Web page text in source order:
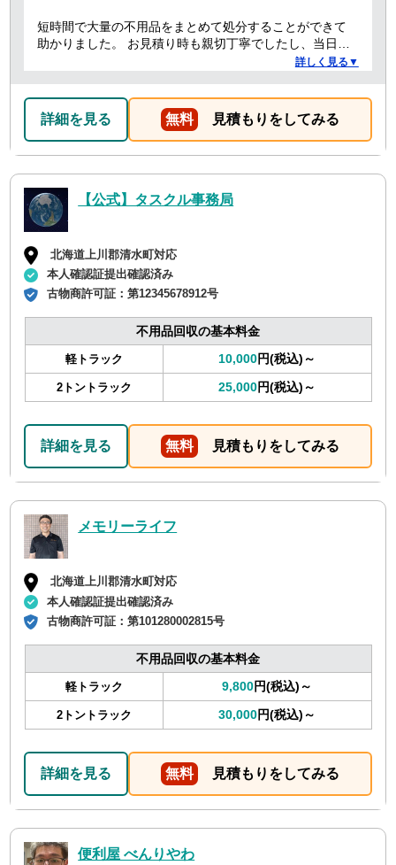
短時間で大量の不用品をまとめて処分することができて
助かりました。 お見積り時も親切丁寧でしたし、当日作
業を担当してくれた方たちも礼儀正しく気持ちよく対応
詳しく見る▼
詳細を見る 無料 見積もりをしてみる
【公式】タスクル事務局
北海道上川郡清水町対応
本人確認証提出確認済み
古物商許可証：第12345678912号
不用品回収の基本料金
軽トラック 10,000円(税込)～
2トントラック 25,000円(税込)～
詳細を見る 無料 見積もりをしてみる
メモリーライフ
北海道上川郡清水町対応
本人確認証提出確認済み
古物商許可証：第101280002815号
不用品回収の基本料金
軽トラック 9,800円(税込)～
2トントラック 30,000円(税込)～
詳細を見る 無料 見積もりをしてみる
便利屋 べんりやわ